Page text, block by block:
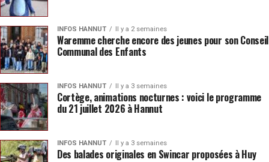
INFOS HANNUT Il y a 2 semaines
Waremme cherche encore des jeunes pour son Conseil
Communal des Enfants
INFOS HANNUT Il y a 3 semaines
Cortège, animations nocturnes : voici le programme
du 21 juillet 2026 à Hannut
INFOS HANNUT Il y a 3 semaines
Des balades originales en Swincar proposées à Huy